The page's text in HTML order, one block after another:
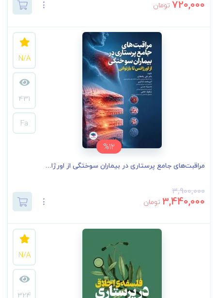
720,000 تومان
%12
N/A
431
Fa
مراقبت‌های جامع پرستاری در بیماران سوختگی از اورژا...
3,900,000
3,440,000 تومان
N/A
324